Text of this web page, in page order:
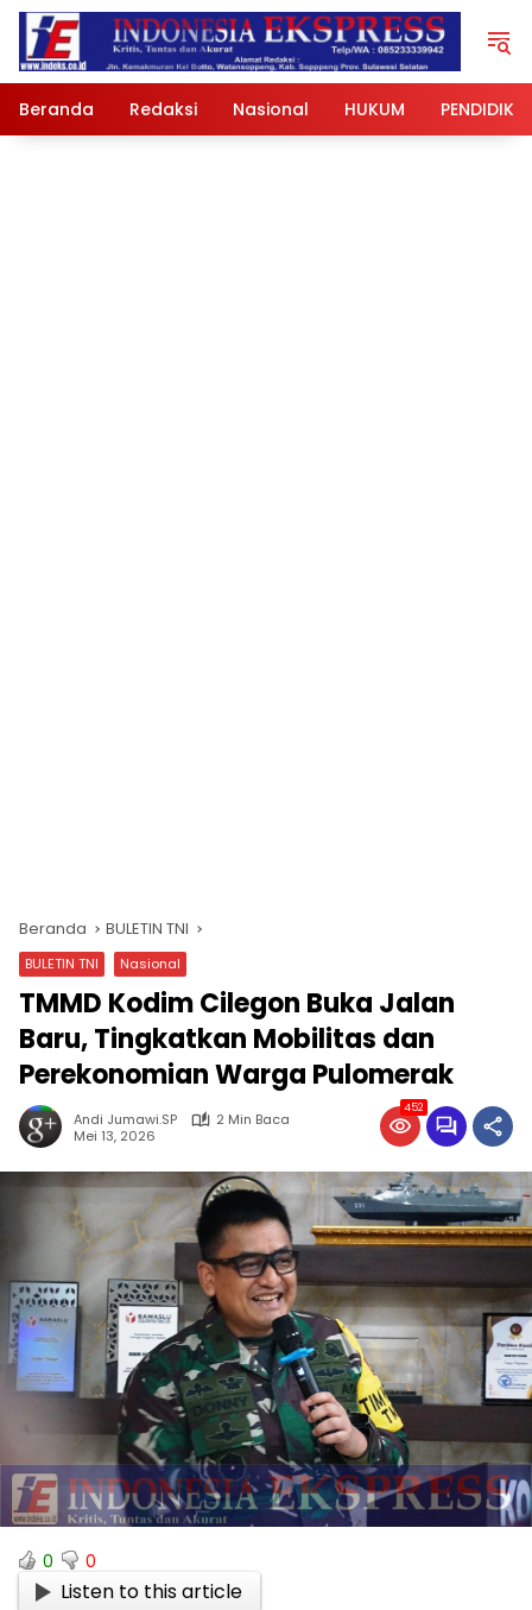
Langsung
konten
Beranda Redaksi Nasional HUKUM
Beranda BULETIN TNI
BULETIN TNI Nasional
TMMD Kodim Cilegon Buka Jalan
Baru, Tingkatkan Mobilitas dan
Perekonomian Warga Pulomerak
Andi Jumawi.SP
2 Min Baca
Mei 13, 2026
452
0 0
Listen to this article